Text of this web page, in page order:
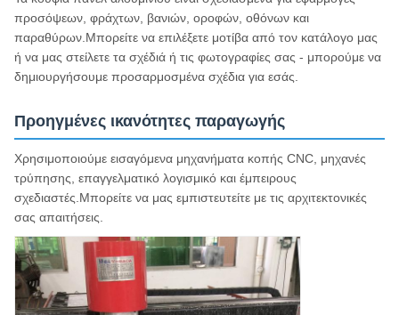
προσόψεων, φράχτων, βανιών, οροφών, οθόνων και
παραθύρων.Μπορείτε να επιλέξετε μοτίβα από τον κατάλογο μας
ή να μας στείλετε τα σχέδιά ή τις φωτογραφίες σας - μπορούμε να
δημιουργήσουμε προσαρμοσμένα σχέδια για εσάς.
Προηγμένες ικανότητες παραγωγής
Χρησιμοποιούμε εισαγόμενα μηχανήματα κοπής CNC, μηχανές
τρύπησης, επαγγελματικό λογισμικό και έμπειρους
σχεδιαστές.Μπορείτε να μας εμπιστευτείτε με τις αρχιτεκτονικές
σας απαιτήσεις.